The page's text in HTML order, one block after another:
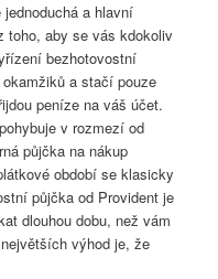
a hlavní
toho, aby se vás kdokoliv
bezhotovostní
a stačí pouze
peníze na váš účet.
v rozmezí od
půjčka na nákup
období se klasicky
půjčka od Provident je
dlouhou dobu, než vám
výhod je, že